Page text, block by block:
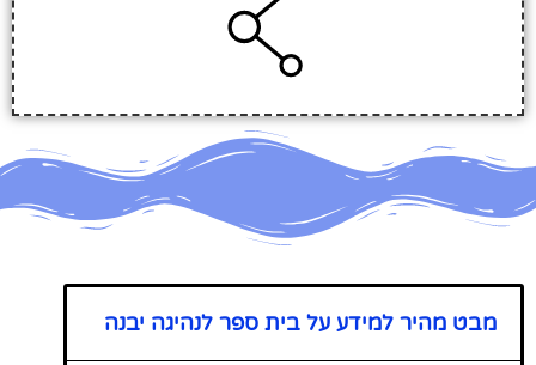
מבט מהיר למידע על בית ספר לנהיגה יבנה